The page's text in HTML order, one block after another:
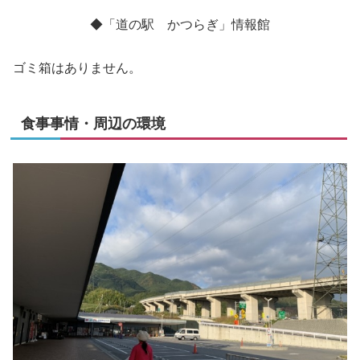
◆「道の駅 かつらぎ」情報館
ゴミ箱はありません。
食事事情・周辺の環境